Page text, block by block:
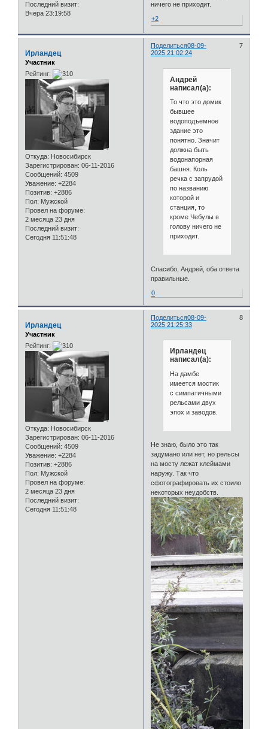
Последний визит:
Вчера 23:19:58
ничего не приходит.
+2
Поделиться 7
08-09-
2025 21:02:24
Ирландец
Участник
Рейтинг:
Откуда: Новосибирск
Зарегистрирован: 06-11-2016
Сообщений: 4509
Уважение: +2284
Позитив: +2886
Пол: Мужской
Провел на форуме:
2 месяца 23 дня
Последний визит:
Сегодня 11:51:48
Андрей
написал(а):
То что это домик
бывшее
водоподъемное
здание это
понятно. Значит
должна быть
водонапорная
башня. Коль
речка с запрудой
по названию
которой и
станция, то
кроме Чебулы в
голову ничего не
приходит.
Спасибо, Андрей, оба ответа
правильные.
0
Поделиться 8
08-09-
2025 21:25:33
Ирландец
Участник
Рейтинг:
Откуда: Новосибирск
Зарегистрирован: 06-11-2016
Сообщений: 4509
Уважение: +2284
Позитив: +2886
Пол: Мужской
Провел на форуме:
2 месяца 23 дня
Последний визит:
Сегодня 11:51:48
Ирландец
написал(а):
На дамбе
имеется мостик
с симпатичными
рельсами двух
эпох и заводов.
Не знаю, было это так
задумано или нет, но рельсы
на мосту лежат клеймами
наружу. Так что
сфотографировать их стоило
некоторых неудобств.